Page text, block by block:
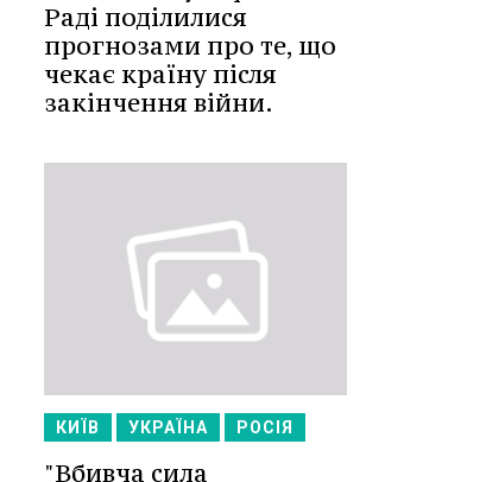
Раді поділилися
прогнозами про те, що
чекає країну після
закінчення війни.
КИЇВ УКРАЇНА РОСІЯ
"Вбивча сила